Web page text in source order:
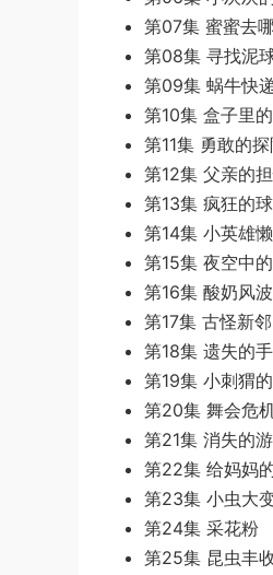
第07集 蜜蜜去
第08集 寻找泥
第09集 蜗牛快
第10集 盒子里
第11集 勇敢的
第12集 父亲的
第13集 疯狂的
第14集 小英雄
第15集 夜空中
第16集 酸奶风波
第17集 古怪新邻
第18集 遗失的
第19集 小刺猬
第20集 舞会危
第21集 消失的
第22集 给妈妈
第23集 小虫大
第24集 采花粉
第25集 昆虫丰